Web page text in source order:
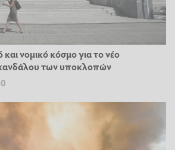
νομικό κόσμο για το νέο
των υποκλοπών